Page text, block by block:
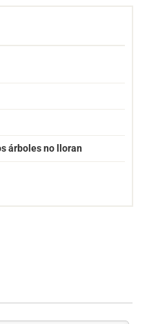
árboles no lloran